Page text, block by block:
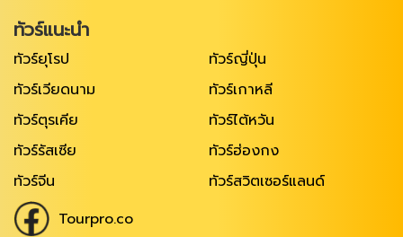
ทัวร์แนะนำ
ทัวร์ยุโรป
ทัวร์ญี่ปุ่น
ทัวร์เวียดนาม
ทัวร์เกาหลี
ทัวร์ตุรเคีย
ทัวร์ไต้หวัน
ทัวร์รัสเซีย
ทัวร์ฮ่องกง
ทัวร์จีน
ทัวร์สวิตเซอร์แลนด์
Tourpro.co